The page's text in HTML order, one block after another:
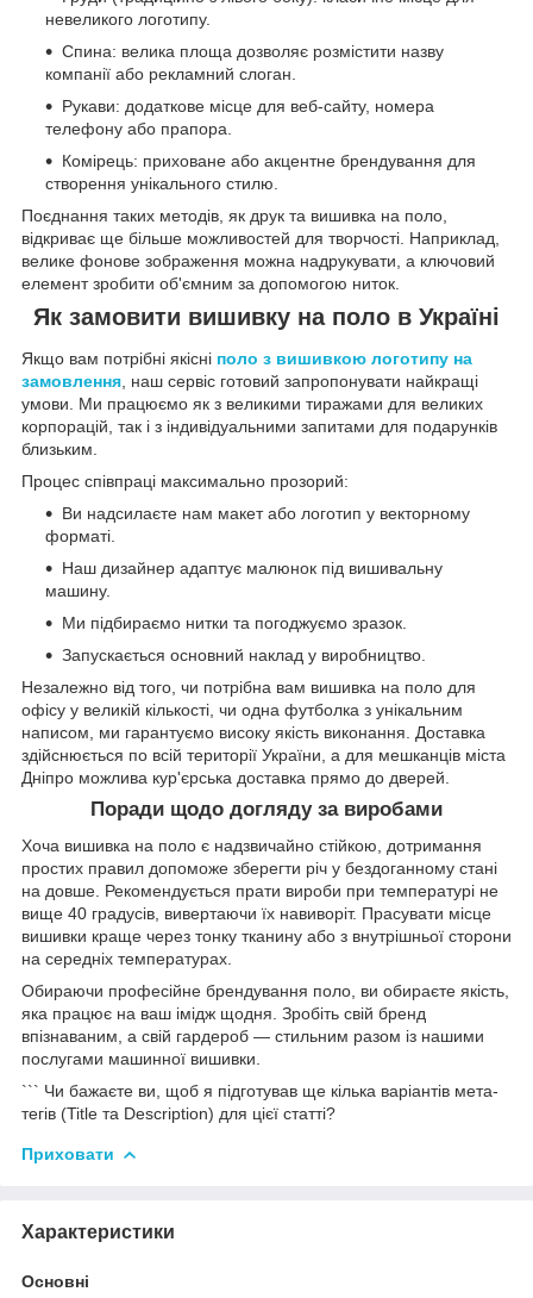
невеликого логотипу.
Спина: велика площа дозволяє розмістити назву
компанії або рекламний слоган.
Рукави: додаткове місце для веб-сайту, номера
телефону або прапора.
Комірець: приховане або акцентне брендування для
створення унікального стилю.
Поєднання таких методів, як друк та вишивка на поло,
відкриває ще більше можливостей для творчості. Наприклад,
велике фонове зображення можна надрукувати, а ключовий
елемент зробити об'ємним за допомогою ниток.
Як замовити вишивку на поло в Україні
Якщо вам потрібні якісні поло з вишивкою логотипу на
замовлення, наш сервіс готовий запропонувати найкращі
умови. Ми працюємо як з великими тиражами для великих
корпорацій, так і з індивідуальними запитами для подарунків
близьким.
Процес співпраці максимально прозорий:
Ви надсилаєте нам макет або логотип у векторному
форматі.
Наш дизайнер адаптує малюнок під вишивальну
машину.
Ми підбираємо нитки та погоджуємо зразок.
Запускається основний наклад у виробництво.
Незалежно від того, чи потрібна вам вишивка на поло для
офісу у великій кількості, чи одна футболка з унікальним
написом, ми гарантуємо високу якість виконання. Доставка
здійснюється по всій території України, а для мешканців міста
Дніпро можлива кур'єрська доставка прямо до дверей.
Поради щодо догляду за виробами
Хоча вишивка на поло є надзвичайно стійкою, дотримання
простих правил допоможе зберегти річ у бездоганному стані
на довше. Рекомендується прати вироби при температурі не
вище 40 градусів, вивертаючи їх навиворіт. Прасувати місце
вишивки краще через тонку тканину або з внутрішньої сторони
на середніх температурах.
Обираючи професійне брендування поло, ви обираєте якість,
яка працює на ваш імідж щодня. Зробіть свій бренд
впізнаваним, а свій гардероб — стильним разом із нашими
послугами машинної вишивки.
``` Чи бажаєте ви, щоб я підготував ще кілька варіантів мета-
тегів (Title та Description) для цієї статті?
Приховати
Характеристики
Основні